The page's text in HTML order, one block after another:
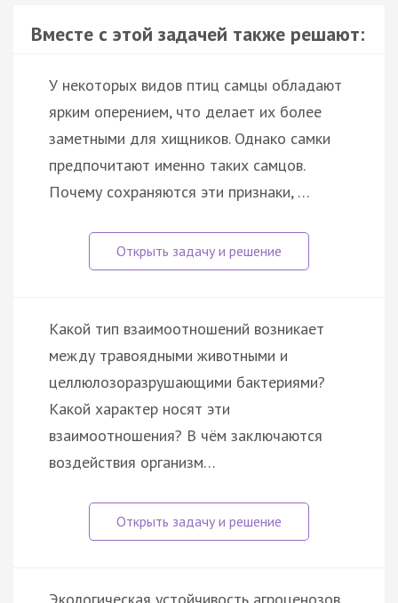
Вместе с этой задачей также решают:
У некоторых видов птиц самцы обладают
ярким оперением, что делает их более
заметными для хищников. Однако самки
предпочитают именно таких самцов.
Почему сохраняются эти признаки, …
Какой тип взаимоотношений возникает
между травоядными животными и
целлюлозоразрушающими бактериями?
Какой характер носят эти
взаимоотношения? В чём заключаются
воздействия организм…